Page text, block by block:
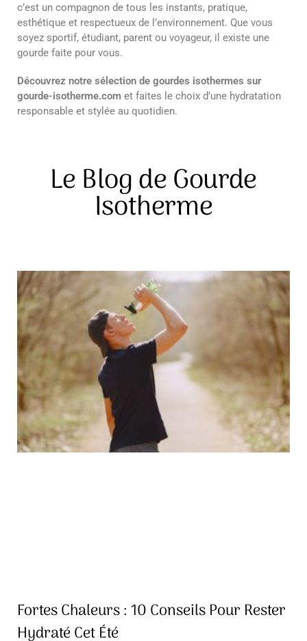
c’est un compagnon de tous les instants, pratique,
esthétique et respectueux de l’environnement. Que vous
soyez sportif, étudiant, parent ou voyageur, il existe une
gourde faite pour vous.
Découvrez notre sélection de gourdes isothermes sur
gourde-isotherme.com et faites le choix d’une hydratation
responsable et stylée au quotidien.
Le Blog de Gourde
Isotherme
Fortes Chaleurs : 10 Conseils Pour Rester
Hydraté Cet Été